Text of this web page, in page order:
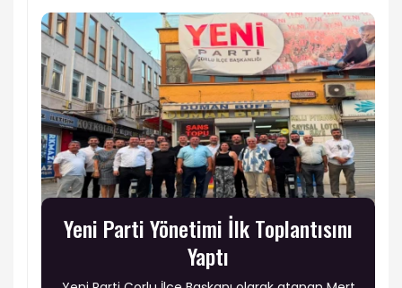
Yeni Parti Yönetimi İlk Toplantısını
Yaptı